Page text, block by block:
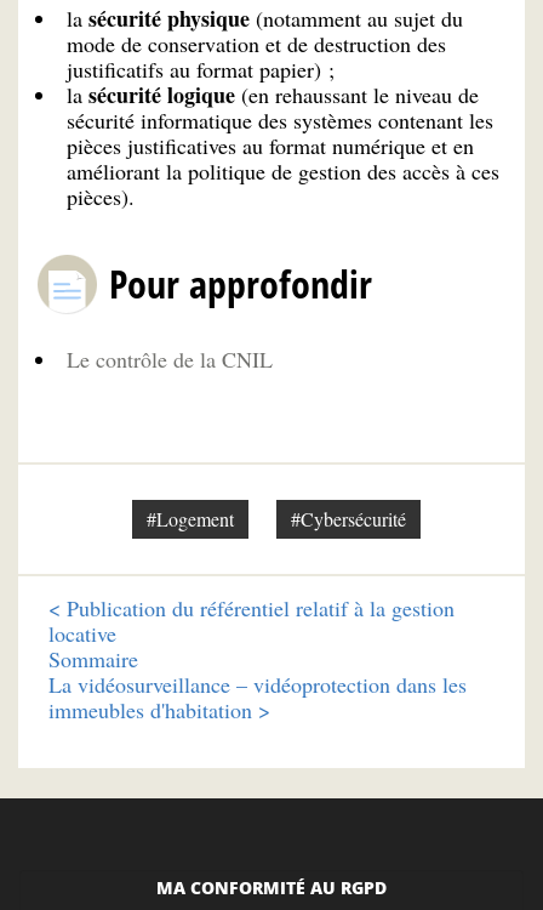
la sécurité physique (notamment au sujet du
mode de conservation et de destruction des
justificatifs au format papier) ;
la sécurité logique (en rehaussant le niveau de
sécurité informatique des systèmes contenant les
pièces justificatives au format numérique et en
améliorant la politique de gestion des accès à ces
pièces).
Pour approfondir
Le contrôle de la CNIL
#Logement #Cybersécurité
< Publication du référentiel relatif à la gestion
locative
Sommaire
La vidéosurveillance – vidéoprotection dans les
immeubles d'habitation >
MA CONFORMITÉ AU RGPD